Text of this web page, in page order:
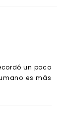
un poco
es más